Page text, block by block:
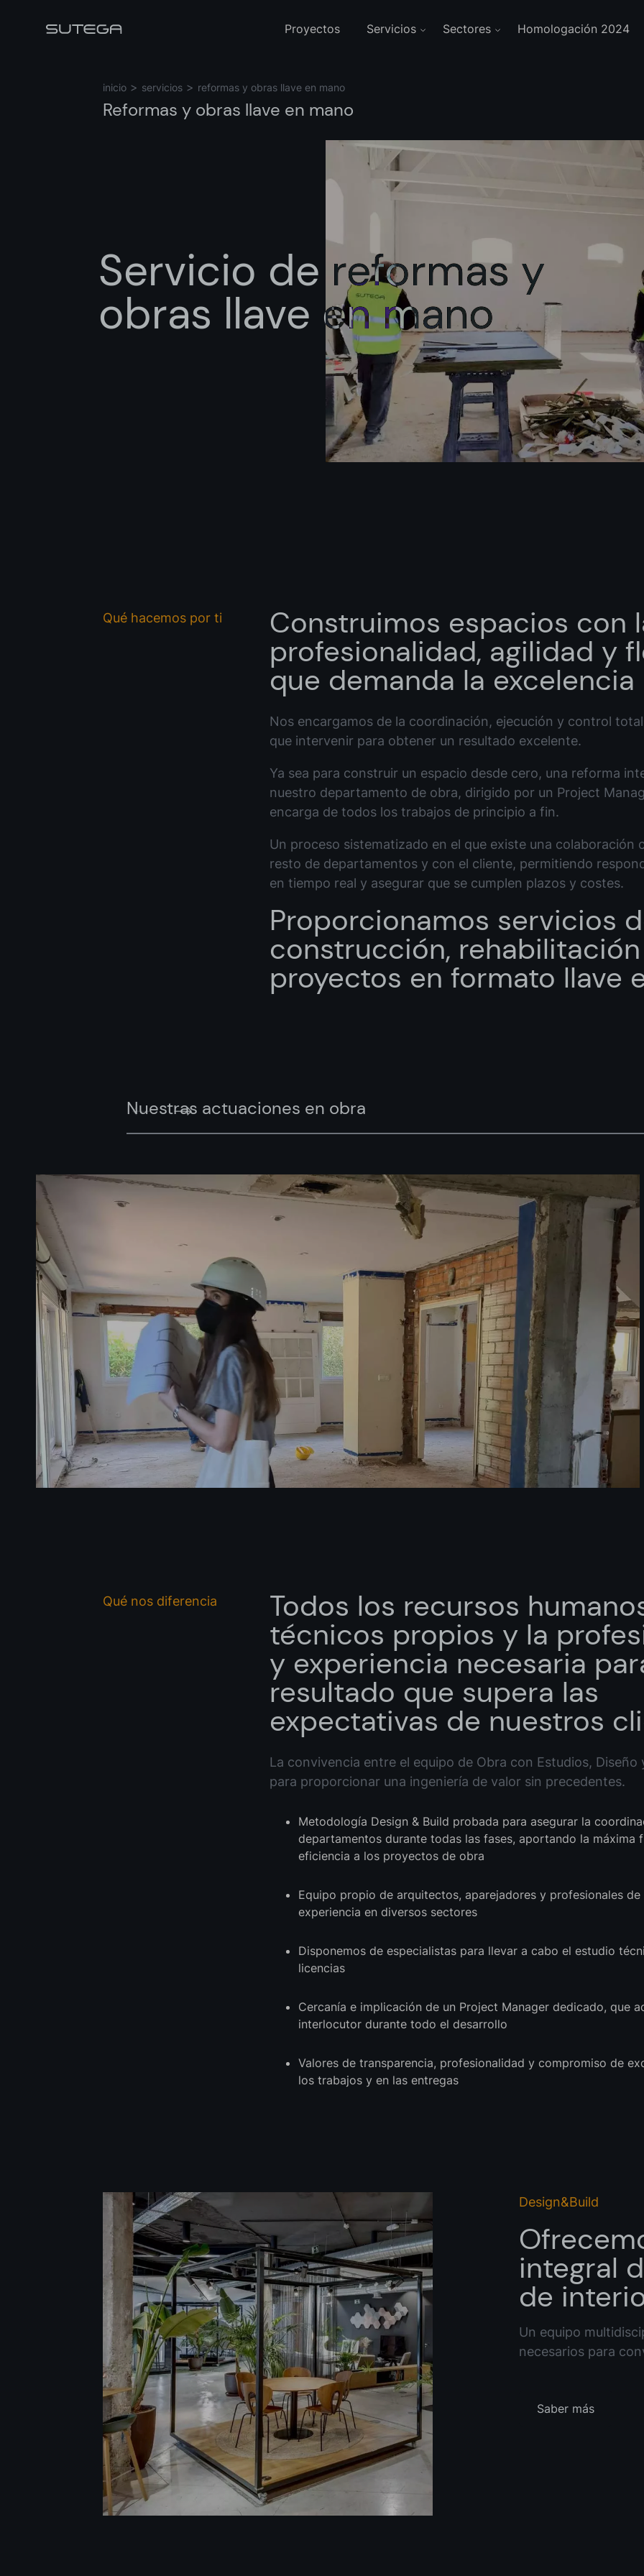
Proyectos Servicios Sectores Homologación 2024
inicio servicios reformas y obras llave en mano
Reformas y obras llave en mano
Servicio de reformas y
obras llave en mano
Qué hacemos por ti Construimos espacios con
profesionalidad, agilidad y
que demanda la excelencia
Nos encargamos de la coordinación, ejecución y control
que intervenir para obtener un resultado excelente.
Ya sea para construir un espacio desde cero, una reforma
nuestro departamento de obra, dirigido por un Project
encarga de todos los trabajos de principio a fin.
Un proceso sistematizado en el que existe una colaboración
resto de departamentos y con el cliente, permitiendo
en tiempo real y asegurar que se cumplen plazos y costes.
Proporcionamos servicios
construcción,
proyectos en formato llave
Nuestras actuaciones en obra
Qué nos diferencia Todos los recursos
técnicos propios y la
y experiencia necesaria
resultado que supera las
expectativas de nuestros
La convivencia entre el equipo de Obra con Estudios, Diseño
para proporcionar una ingeniería de valor sin precedentes.
Metodología Design & Build probada para asegurar la
departamentos durante todas las fases, aportando la máxima
eficiencia a los proyectos de obra
Equipo propio de arquitectos, aparejadores y profesionales
experiencia en diversos sectores
Disponemos de especialistas para llevar a cabo el estudio
licencias
Cercanía e implicación de un Project Manager dedicado, que
interlocutor durante todo el desarrollo
Valores de transparencia, profesionalidad y compromiso de
los trabajos y en las entregas
Design&Build
integral
de
Un equipo
necesarios para
Saber más
Acepto las política de privacidad*
Deseo recibir información comercial, noticias, eventos y servicios de Sutega.*